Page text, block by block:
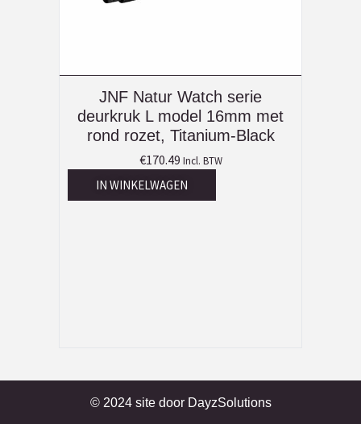
JNF Natur Watch serie
deurkruk L model 16mm met
rond rozet, Titanium-Black
€170.49 Incl. BTW
IN WINKELWAGEN
© 2024 site door DayzSolutions